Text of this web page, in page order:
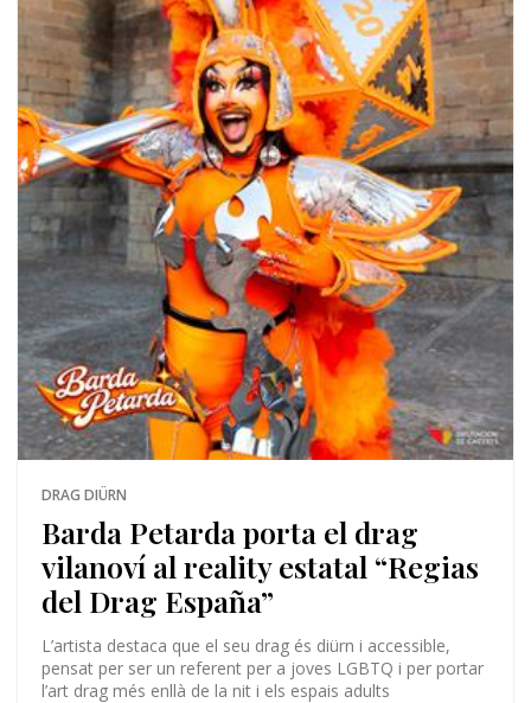
DRAG DIÜRN
Barda Petarda porta el drag
vilanoví al reality estatal “Regias
del Drag España”
L’artista destaca que el seu drag és diürn i accessible,
pensat per ser un referent per a joves LGBTQ i per portar
l’art drag més enllà de la nit i els espais adults